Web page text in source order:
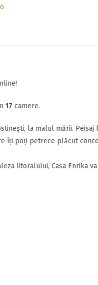
17 camere.
la malul mării.
îți poți petrece plăcut
litoralului, Casa Enrika
Facilitati
Termeni si conditii
Data plecarii